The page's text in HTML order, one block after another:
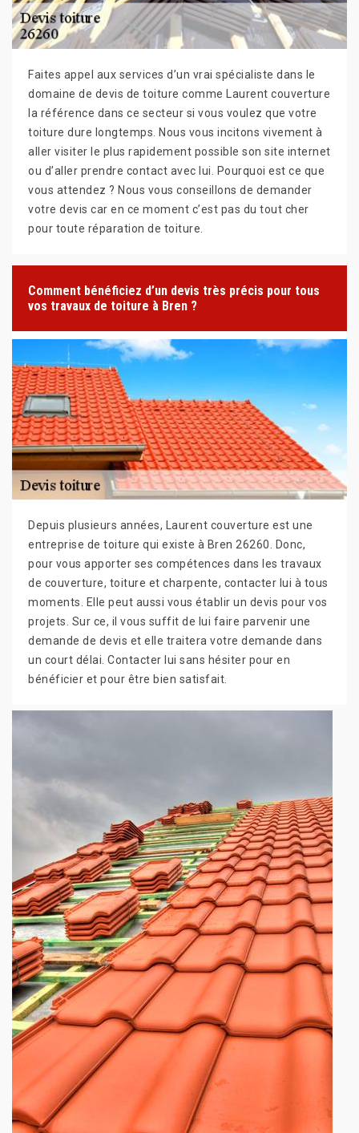
Faites appel aux services d’un vrai spécialiste dans le
domaine de devis de toiture comme Laurent couverture
la référence dans ce secteur si vous voulez que votre
toiture dure longtemps. Nous vous incitons vivement à
aller visiter le plus rapidement possible son site internet
ou d’aller prendre contact avec lui. Pourquoi est ce que
vous attendez ? Nous vous conseillons de demander
votre devis car en ce moment c’est pas du tout cher
pour toute réparation de toiture.
Comment bénéficiez d’un devis très précis pour tous
vos travaux de toiture à Bren ?
Depuis plusieurs années, Laurent couverture est une
entreprise de toiture qui existe à Bren 26260. Donc,
pour vous apporter ses compétences dans les travaux
de couverture, toiture et charpente, contacter lui à tous
moments. Elle peut aussi vous établir un devis pour vos
projets. Sur ce, il vous suffit de lui faire parvenir une
demande de devis et elle traitera votre demande dans
un court délai. Contacter lui sans hésiter pour en
bénéficier et pour être bien satisfait.